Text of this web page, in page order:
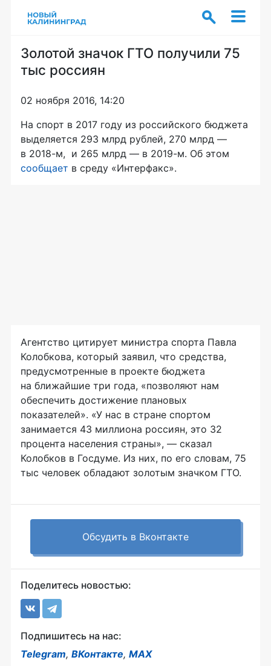
Золотой значок ГТО получили 75
тыс россиян
02 ноября 2016, 14:20
На спорт в 2017 году из российского бюджета
выделяется 293 млрд рублей, 270 млрд —
в 2018-м, и 265 млрд — в 2019-м. Об этом
сообщает в среду «Интерфакс».
Агентство цитирует министра спорта Павла
Колобкова, который заявил, что средства,
предусмотренные в проекте бюджета
на ближайшие три года, «позволяют нам
обеспечить достижение плановых
показателей». «У нас в стране спортом
занимается 43 миллиона россиян, это 32
процента населения страны», — сказал
Колобков в Госдуме. Из них, по его словам, 75
тыс человек обладают золотым значком ГТО.
Обсудить в Вконтакте
Поделитесь новостью:
Подпишитесь на нас:
Telegram, ВКонтакте, MAX